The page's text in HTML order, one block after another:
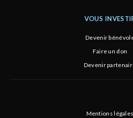
VOUS
Devenir
Faire un don
Devenir
Mentions légales